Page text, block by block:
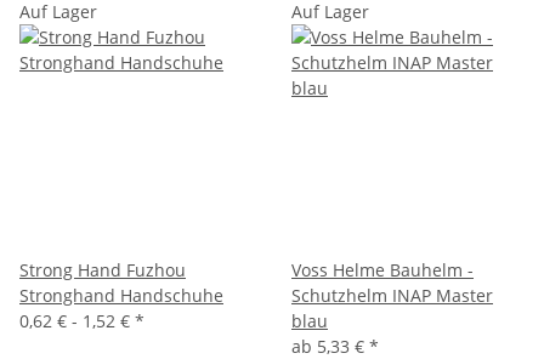
Auf Lager
Strong Hand Fuzhou
Stronghand Handschuhe
0,62 € - 1,52 € *
Auf Lager
Voss Helme Bauhelm -
Schutzhelm INAP Master
blau
ab 5,33 € *